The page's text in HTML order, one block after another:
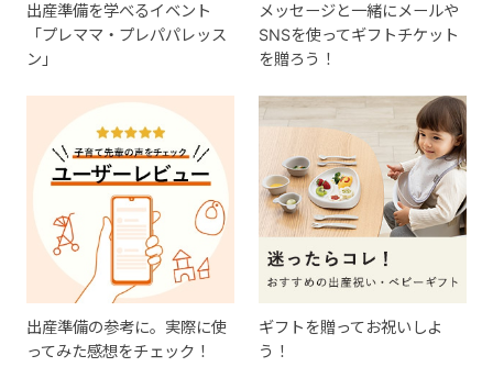
出産準備を学べるイベント
「プレママ・プレパパレッス
ン」
メッセージと一緒にメールや
SNSを使ってギフトチケット
を贈ろう！
出産準備の参考に。実際に使
ってみた感想をチェック！
ギフトを贈ってお祝いしよ
う！